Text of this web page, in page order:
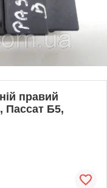
правий
Пассат Б5,